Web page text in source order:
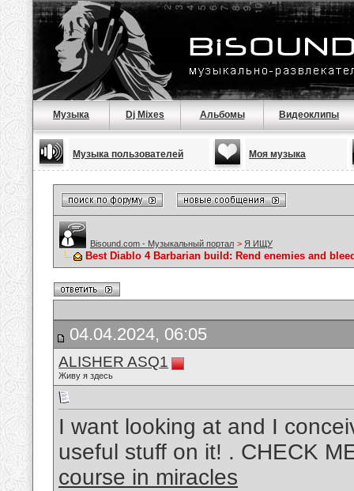
Музыка Dj Mixes Альбомы Видеоклипы
Музыка пользователей Моя музыка
Bisound.com - Музыкальный портал > Я ИЩУ
Best Diablo 4 Barbarian build: Rend enemies and
04.04.2024, 06:05
ALISHER ASQ1
Живу я здесь
I want looking at and I
useful stuff on it! . CHECK
course in miracles